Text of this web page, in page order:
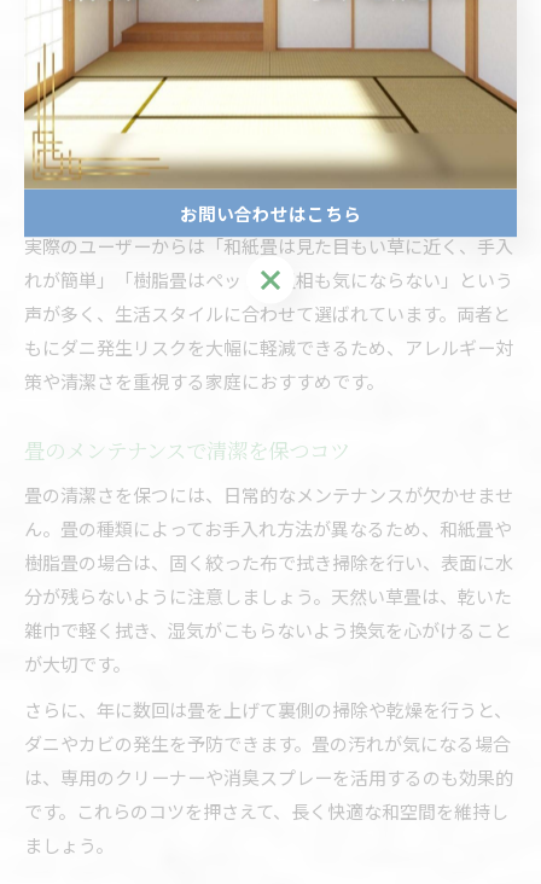
和紙畳と樹脂畳は、どちらもダニ対策を重視したい方に人気
の素材ですが、その構造やメンテナンス性に違いがありま
す。和紙畳は天然い草に比べて繊維が密で、撥水加工によっ
てダニやカビの発生リスクが抑えられます。樹脂畳は合成樹
脂（主にポリプロピレン）を使用しており、ダニの餌となる
有機物がほとんど含まれていません。
実際のユーザーからは「和紙畳は見た目もい草に近く、手入
れが簡単」「樹脂畳はペットの粗相も気にならない」という
声が多く、生活スタイルに合わせて選ばれています。両者と
もにダニ発生リスクを大幅に軽減できるため、アレルギー対
策や清潔さを重視する家庭におすすめです。
畳のメンテナンスで清潔を保つコツ
畳の清潔さを保つには、日常的なメンテナンスが欠かせませ
ん。畳の種類によってお手入れ方法が異なるため、和紙畳や
樹脂畳の場合は、固く絞った布で拭き掃除を行い、表面に水
分が残らないように注意しましょう。天然い草畳は、乾いた
雑巾で軽く拭き、湿気がこもらないよう換気を心がけること
が大切です。
さらに、年に数回は畳を上げて裏側の掃除や乾燥を行うと、
ダニやカビの発生を予防できます。畳の汚れが気になる場合
は、専用のクリーナーや消臭スプレーを活用するのも効果的
です。これらのコツを押さえて、長く快適な和空間を維持し
ましょう。
お問い合わせはこちら
お問い合わせはこちら